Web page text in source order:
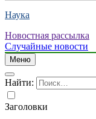
Наука
Новостная рассылка
Случайные новости
Меню
Найти:
Заголовки